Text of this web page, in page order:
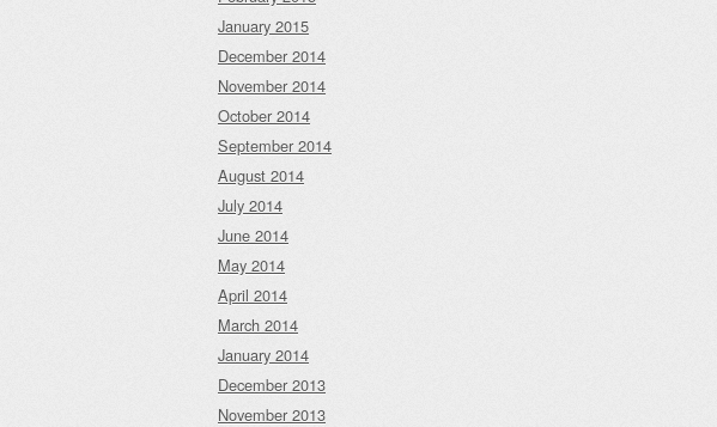
January 2015
December 2014
November 2014
October 2014
September 2014
August 2014
July 2014
June 2014
May 2014
April 2014
March 2014
January 2014
December 2013
November 2013